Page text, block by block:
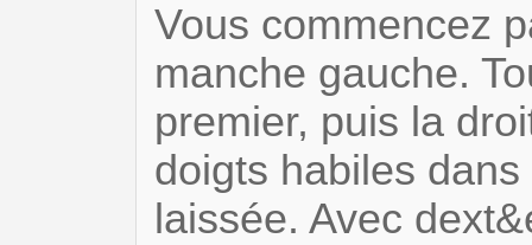
Vous commencez
manche gauche.
premier, puis la
doigts habiles
laissée. Avec